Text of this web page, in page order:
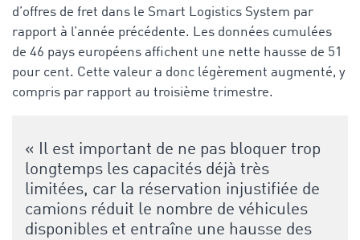
d’offres de fret dans le Smart Logistics System par
rapport à l’année précédente. Les données cumulées
de 46 pays européens affichent une nette hausse de 51
pour cent. Cette valeur a donc légèrement augmenté, y
compris par rapport au troisième trimestre.
« Il est important de ne pas bloquer trop
longtemps les capacités déjà très
limitées, car la réservation injustifiée de
camions réduit le nombre de véhicules
disponibles et entraîne une hausse des